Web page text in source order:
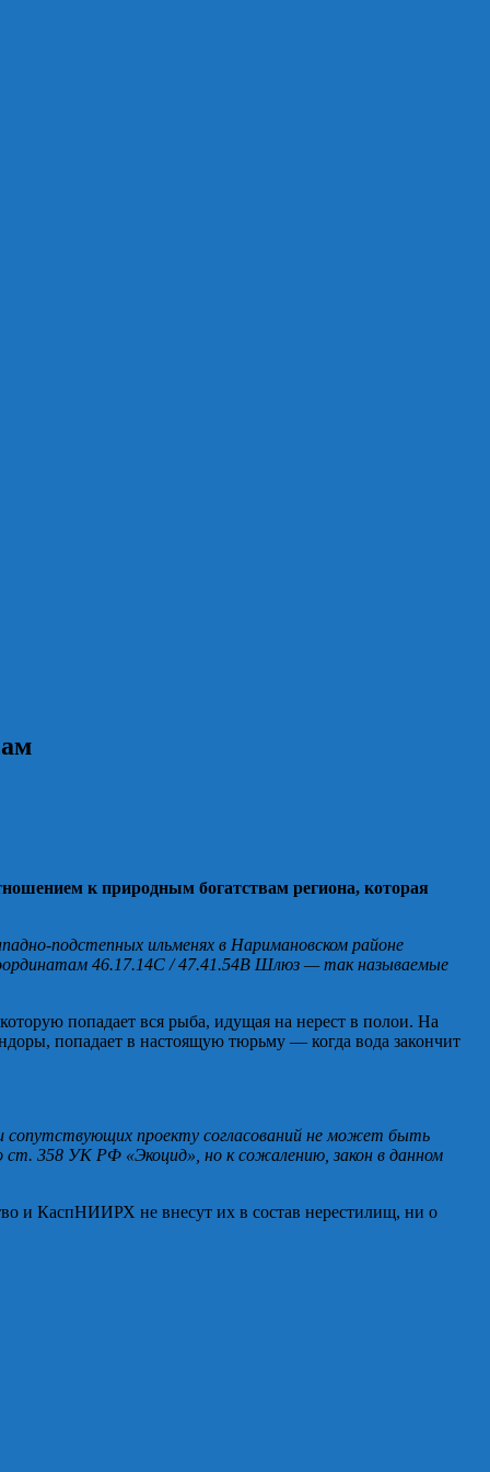
к природным богатствам региона, которая
подстепных ильменях в Наримановском районе
46.17.14С / 47.41.54В Шлюз — так называемые
попадает вся рыба, идущая на нерест в полои. На
попадает в настоящую тюрьму — когда вода закончит
и сопутствующих проекту согласований не может быть
358 УК РФ «Экоцид», но к сожалению, закон в данном
и КаспНИИРХ не внесут их в состав нерестилищ, ни о